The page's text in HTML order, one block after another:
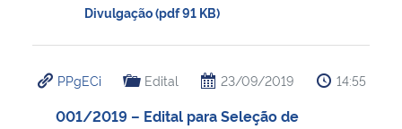
Divulgação (pdf 91 KB)
PPgECi Edital 23/09/2019 14:55
001/2019 – Edital para Seleção de